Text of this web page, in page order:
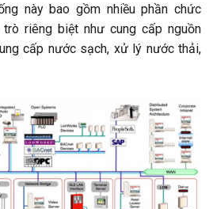
này bao gồm nhiều phần chức
riêng biệt như cung cấp nguồn
cấp nước sạch, xử lý nước thải,